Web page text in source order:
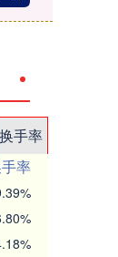
换手率
率